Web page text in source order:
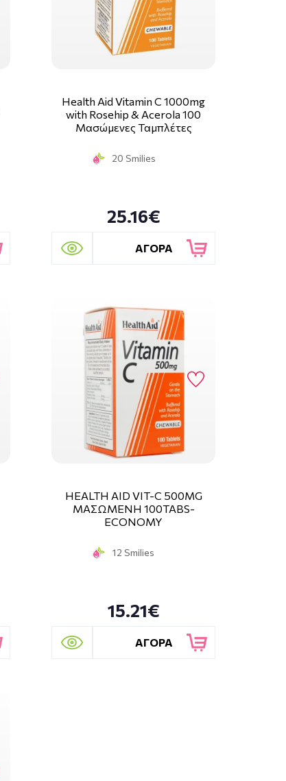
Health Aid Vitamin C 1000mg
with Rosehip & Acerola 100
Μασώμενες Ταμπλέτες
20 Smilies
25.16€
ΑΓΟΡΑ
HEALTH AID VIT-C 500MG
ΜΑΣΩΜΕΝΗ 100TABS-
ECONOMY
12 Smilies
15.21€
ΑΓΟΡΑ